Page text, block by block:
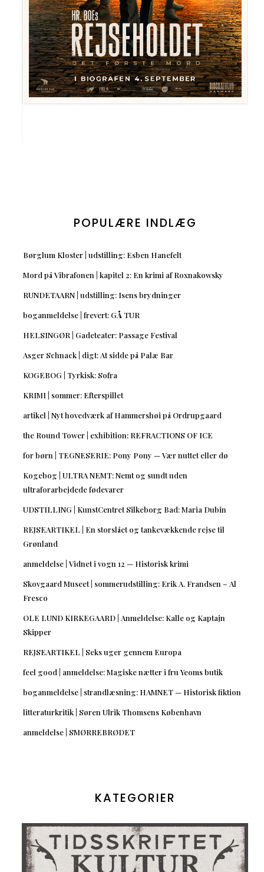
POPULÆRE INDLÆG
Børglum Kloster | udstilling: Esben Hanefelt
Mord på Vibrafonen | kapitel 2: En krimi af Roxnakowsky
RUNDETAARN | udstilling: Isens brydninger
boganmeldelse | frevert: GÅ TUR
HELSINGØR | Gadeteater: Passage Festival
Asger Schnack | digt: At sidde på Palæ Bar
KOGEBOG | Tyrkisk: Sofra
KRIMI | sommer: Efterspillet
artikel | Nyt hovedværk af Hammershøi på Ordrupgaard
the Round Tower | exhibition: REFRACTIONS OF ICE
for børn | TEGNESERIE: Pony Pony — Vær nuttet eller dø
Kogebog | ULTRA NEMT: Nemt og sundt uden
ultraforarbejdede fødevarer
UDSTILLING | KunstCentret Silkeborg Bad: Maria Dubin
REJSEARTIKEL | En storslået og tankevækkende rejse til
Grønland
anmeldelse | Vidnet i vogn 12 — Historisk krimi
Skovgaard Museet | sommerudstilling: Erik A. Frandsen – Al
Fresco
OLE LUND KIRKEGAARD | Anmeldelse: Kalle og Kaptajn
Skipper
REJSEARTIKEL | Seks uger gennem Europa
feel good | anmeldelse: Magiske nætter i fru Yeoms butik
boganmeldelse | strandlæsning: HAMNET — Historisk fiktion
litteraturkritik | Søren Ulrik Thomsens København
anmeldelse | SMØRREBRØDET
KATEGORIER